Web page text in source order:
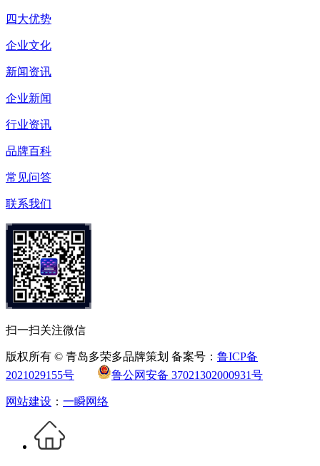
四大优势
企业文化
新闻资讯
企业新闻
行业资讯
品牌百科
常见问答
联系我们
扫一扫关注微信
版权所有 © 青岛多荣多品牌策划 备案号： 鲁ICP备
2021029155号
鲁公网安备 37021302000931号
网站建设 ： 一瞬网络